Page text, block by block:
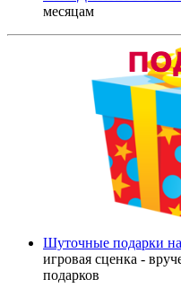
месяцам
Шуточные подарки
игровая сценка -
подарков